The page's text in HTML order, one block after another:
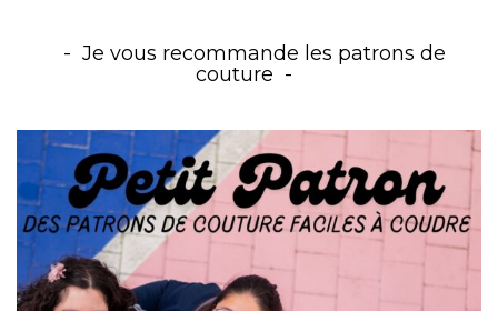
Je vous recommande les patrons de
couture